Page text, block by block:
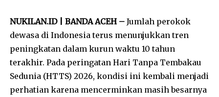
NUKILAN.ID | BANDA ACEH – Jumlah perokok
dewasa di Indonesia terus menunjukkan tren
peningkatan dalam kurun waktu 10 tahun
terakhir. Pada peringatan Hari Tanpa Tembakau
Sedunia (HTTS) 2026, kondisi ini kembali menjadi
perhatian karena mencerminkan masih besarnya